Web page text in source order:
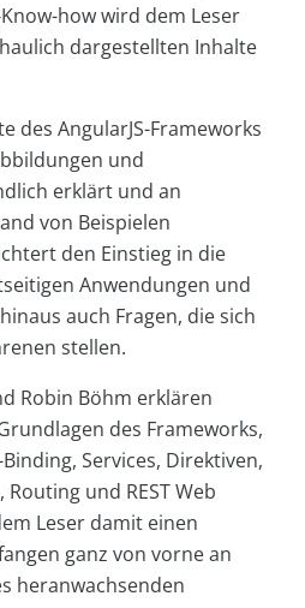
how wird dem Leser
dargestellten Inhalte
des AngularJS-Frameworks
und
erklärt und an
von Beispielen
den Einstieg in die
Anwendungen und
auch Fragen, die sich
stellen.
Robin Böhm erklären
des Frameworks,
Services, Direktiven,
und REST Web
Leser damit einen
ganz von vorne an
heranwachsenden